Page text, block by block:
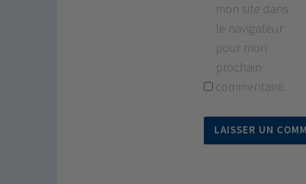
mon site dans
le navigateur
pour mon
prochain
commentaire.